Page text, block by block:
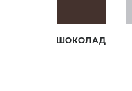
ШОКОЛАД